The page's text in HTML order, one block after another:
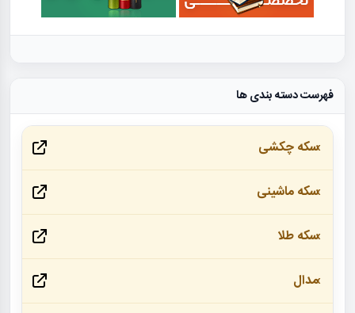
فهرست دسته بندی ها
سکه چکشی
سکه ماشینی
سکه طلا
مدال